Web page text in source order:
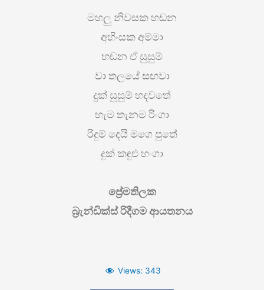
මහලු නිවසක හඬන
අහිංසක අම්මා
හඬන ඒ සුසුම්
වා තලයේ සඟවා
දුක් සුසුම් හදවතේ
හැම තැනම රිංගා
රිදුම් දෙයි මගෙ පුතේ
දුක් කඳුළු හංගා
ප්‍රේමතිලක
බ්‍රැන්ඩික්ස් රිදීගම ආයතනය
Views: 343